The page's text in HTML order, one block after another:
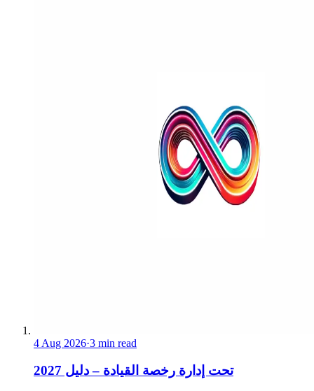
4 Aug 2026·3 min read
تحت إدارة رخصة القيادة – دليل 2027